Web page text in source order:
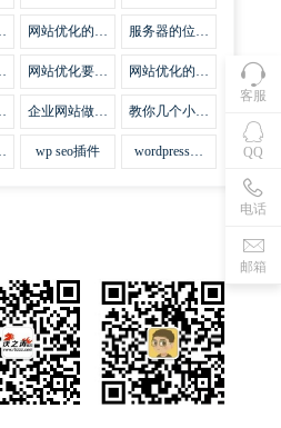
干问题
味道
网站优化的费
服务器的位置
影响
网站优化要不
网站优化的逆
企业网站做好
势
教你几个小技
页优化
wp seo插件
wordpress插
客服
QQ
电话
邮箱